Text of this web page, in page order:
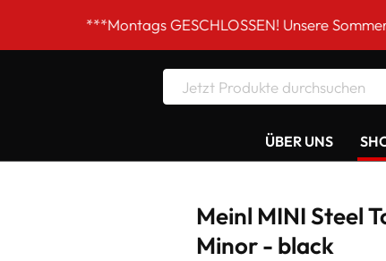
***Montags GESCHLOSSEN! Unsere Sommer-
ÜBER UNS
Meinl MINI Steel
Minor - black